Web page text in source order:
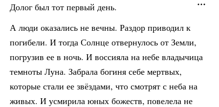
Долог был тот первый день.
А люди оказались не вечны. Раздор приводил к
погибели. И тогда Солнце отвернулось от Земли,
погрузив ее в ночь. И воссияла на небе владычица
темноты Луна. Забрала богиня себе мертвых,
которые стали ее звёздами, что смотрят с неба на
живых. И усмирила юных божеств, повелела не